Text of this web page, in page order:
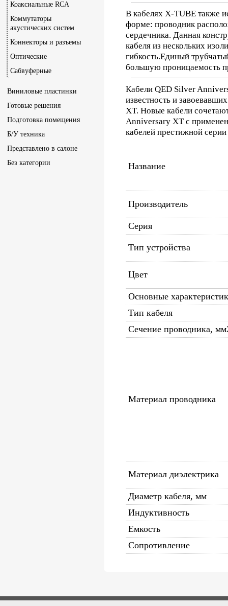
Коаксиальные RCA
Коммутаторы
акустических систем
Коннекторы и разъемы
Оптические
Сабвуферные
Виниловые пластинки
Готовые решения
Подготовка помещения
Б/У техника
Представлено в салоне
Без категории
В кабелях X-TUBE также
форме: проводник
сердечника. Данная
кабеля из нескольких
гибкость.Единый
большую проницаемость
Кабели QED Silver
известность и
XT. Новые кабели
Anniversary XT с
кабелей престижной
Название
Производитель
Серия
Тип устройства
Цвет
Основные
Тип кабеля
Сечение проводника,
Материал проводника
Материал диэлектрика
Диаметр кабеля, мм
Индуктивность
Емкость
Сопротивление